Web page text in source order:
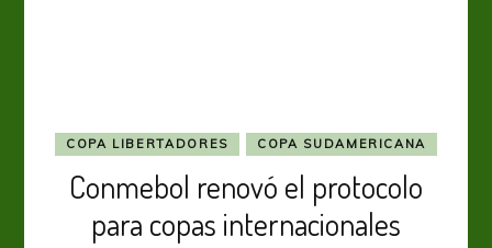
COPA LIBERTADORES COPA SUDAMERICANA
Conmebol renovó el protocolo
para copas internacionales